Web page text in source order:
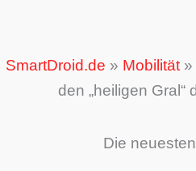
SmartDroid.de » Mobilität»
den „heiligen Gral“
Die